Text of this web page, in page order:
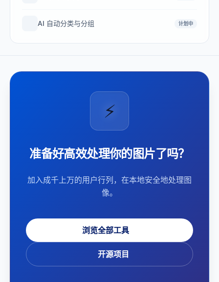
AI 自动分类与分组 计划中
⚡
准备好高效处理你的图片了吗？
加入成千上万的用户行列，在本地安全地处理图
像。
浏览全部工具
开源项目